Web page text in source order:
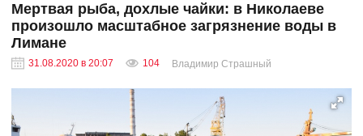
Мертвая рыба, дохлые чайки: в Николаеве
произошло масштабное загрязнение воды в
Лимане
31.08.2020 в 20:07 104 Владимир Страшный